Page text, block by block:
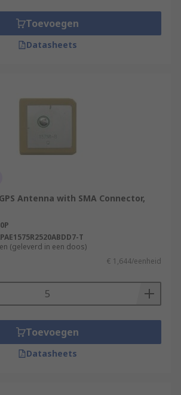
Toevoegen
Datasheets
Antenna with SMA Connector,
T
(geleverd in een doos)
€ 1,644/eenheid
Toevoegen
Datasheets